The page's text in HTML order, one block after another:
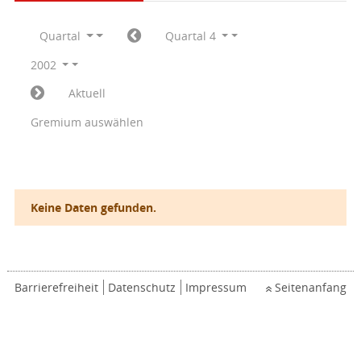
Quartal
Quartal 4
2002
Aktuell
Gremium auswählen
Keine Daten gefunden.
Barrierefreiheit Datenschutz Impressum Seitenanfang